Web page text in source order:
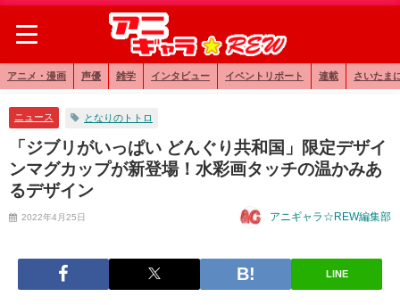
アニメ・漫画 声優 雑学 インタビュー イベントリポート 連載 さいたま
ニュース となりのトトロ
「ジブリがいっぱい どんぐり共和国」限定デザイ
ンマグカップが新登場！水彩画タッチの温かみあ
るデザイン
2022年4月25日 アニギャラ☆REW編集部
LINE